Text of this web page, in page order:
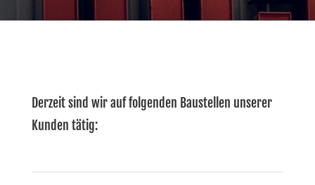
Derzeit sind wir auf folgenden Baustellen unserer
Kunden tätig: